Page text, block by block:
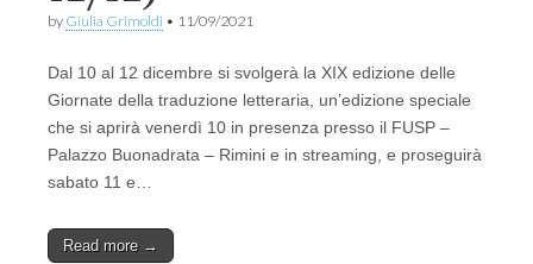
by Giulia Grimoldi • 11/09/2021
Dal 10 al 12 dicembre si svolgerà la XIX edizione delle
Giornate della traduzione letteraria, un’edizione speciale
che si aprirà venerdì 10 in presenza presso il FUSP –
Palazzo Buonadrata – Rimini e in streaming, e proseguirà
sabato 11 e…
Read more →